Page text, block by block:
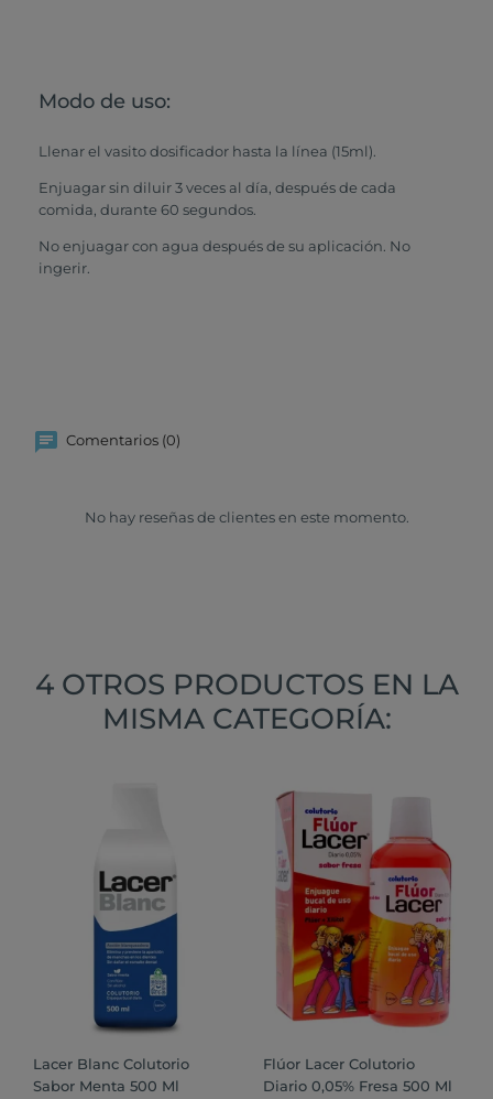
Modo de uso:
Llenar el vasito dosificador hasta la línea (15ml).
Enjuagar sin diluir 3 veces al día, después de cada
comida, durante 60 segundos.
No enjuagar con agua después de su aplicación. No
ingerir.
Comentarios (0)
No hay reseñas de clientes en este momento.
4 OTROS PRODUCTOS EN LA
MISMA CATEGORÍA:
Lacer Blanc Colutorio
Sabor Menta 500 Ml
Flúor Lacer Colutorio
Diario 0,05% Fresa 500 Ml